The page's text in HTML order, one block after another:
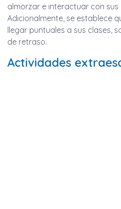
almorzar e interactuar con
Adicionalmente, se establece
llegar puntuales a sus clases,
de retraso.
Actividades